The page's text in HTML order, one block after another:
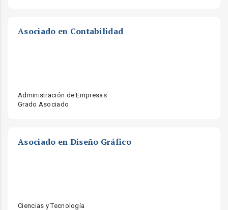
Asociado en Contabilidad
Administración de Empresas
Grado Asociado
Asociado en Diseño Gráfico
Ciencias y Tecnología